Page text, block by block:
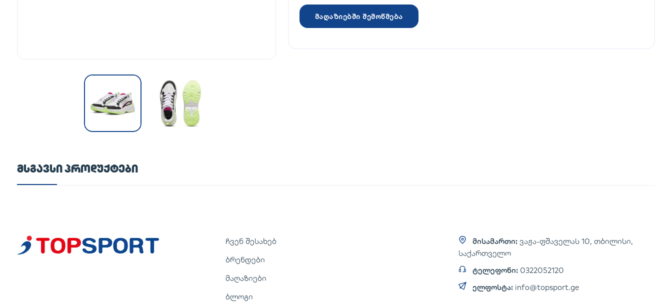
მაღაზიებში შემოწმება
ᲛᲡᲒᲐᲕᲡᲘ ᲞᲠᲝᲓᲣᲥᲢᲔᲑᲘ
ჩვენ შესახებ
ბრენდები
მაღაზიები
ბლოგი
მისამართი: ვაჟა-ფშაველას 10, თბილისი,
საქართველო
ტელეფონი: 0322052120
ელფოსტა: info@topsport.ge